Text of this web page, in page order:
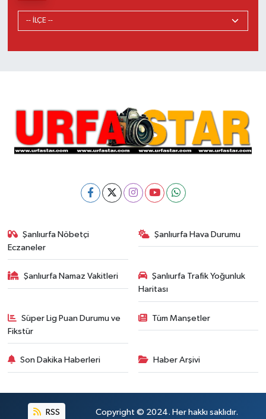
Şanlıurfa Nöbetçi
Eczaneler
Şanlıurfa Hava Durumu
Şanlıurfa Namaz Vakitleri
Şanlıurfa Trafik Yoğunluk
Haritası
Süper Lig Puan Durumu ve
Fikstür
Tüm Manşetler
Son Dakika Haberleri Haber Arşivi
RSS Copyright © 2024. Her hakkı saklıdır.